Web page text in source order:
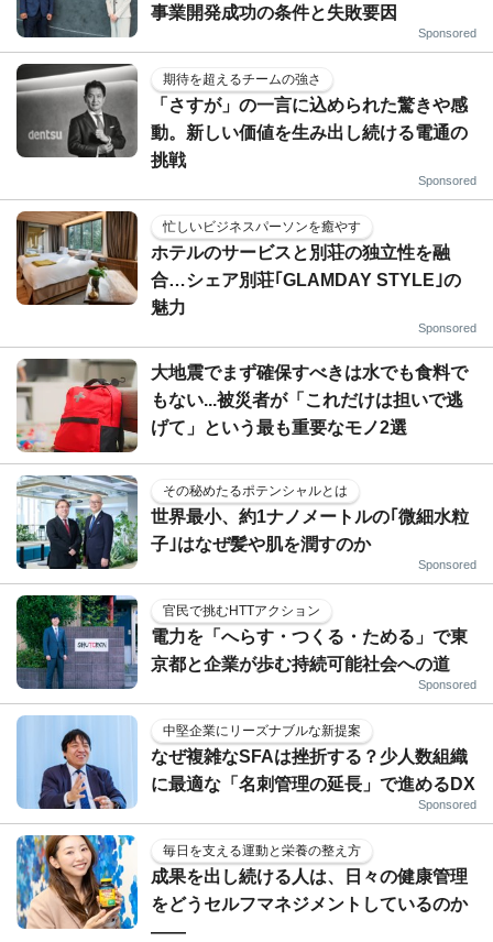
事業開発成功の条件と失敗要因
Sponsored
期待を超えるチームの強さ
「さすが」の一言に込められた驚きや感
動。新しい価値を生み出し続ける電通の
挑戦
Sponsored
忙しいビジネスパーソンを癒やす
ホテルのサービスと別荘の独立性を融
合…シェア別荘｢GLAMDAY STYLE｣の
魅力
Sponsored
大地震でまず確保すべきは水でも食料で
もない...被災者が「これだけは担いで逃
げて」という最も重要なモノ2選
その秘めたるポテンシャルとは
世界最小、約1ナノメートルの｢微細水粒
子｣はなぜ髪や肌を潤すのか
Sponsored
官民で挑むHTTアクション
電力を「へらす・つくる・ためる」で東
京都と企業が歩む持続可能社会への道
Sponsored
中堅企業にリーズナブルな新提案
なぜ複雑なSFAは挫折する？少人数組織
に最適な「名刺管理の延長」で進めるDX
Sponsored
毎日を支える運動と栄養の整え方
成果を出し続ける人は、日々の健康管理
をどうセルフマネジメントしているのか
——